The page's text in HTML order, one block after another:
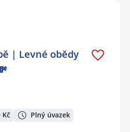
| Levné obědy
Kč Plný úvazek